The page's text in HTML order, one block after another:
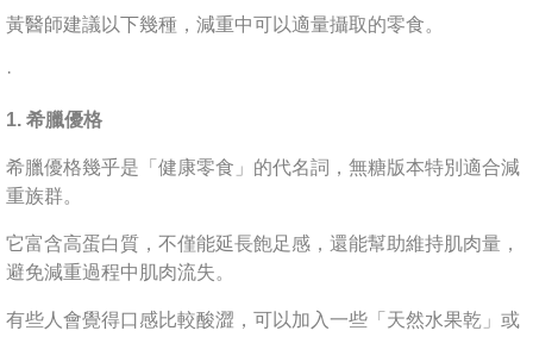
黃醫師建議以下幾種，減重中可以適量攝取的零食。
·
1. 希臘優格
希臘優格幾乎是「健康零食」的代名詞，無糖版本特別適合減
重族群。
它富含高蛋白質，不僅能延長飽足感，還能幫助維持肌肉量，
避免減重過程中肌肉流失。
有些人會覺得口感比較酸澀，可以加入一些「天然水果乾」或